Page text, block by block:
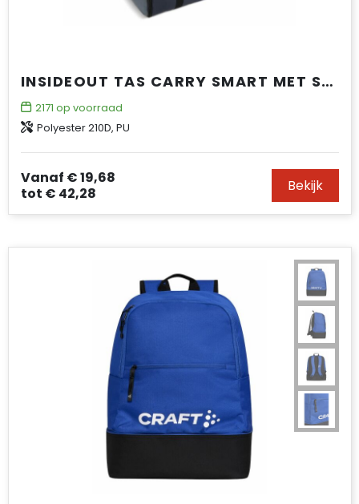
INSIDEOUT TAS CARRY SMART MET SCHOENENZAK
2171 op voorraad
Polyester 210D, PU
Vanaf € 19,68
tot € 42,28 Bekijk